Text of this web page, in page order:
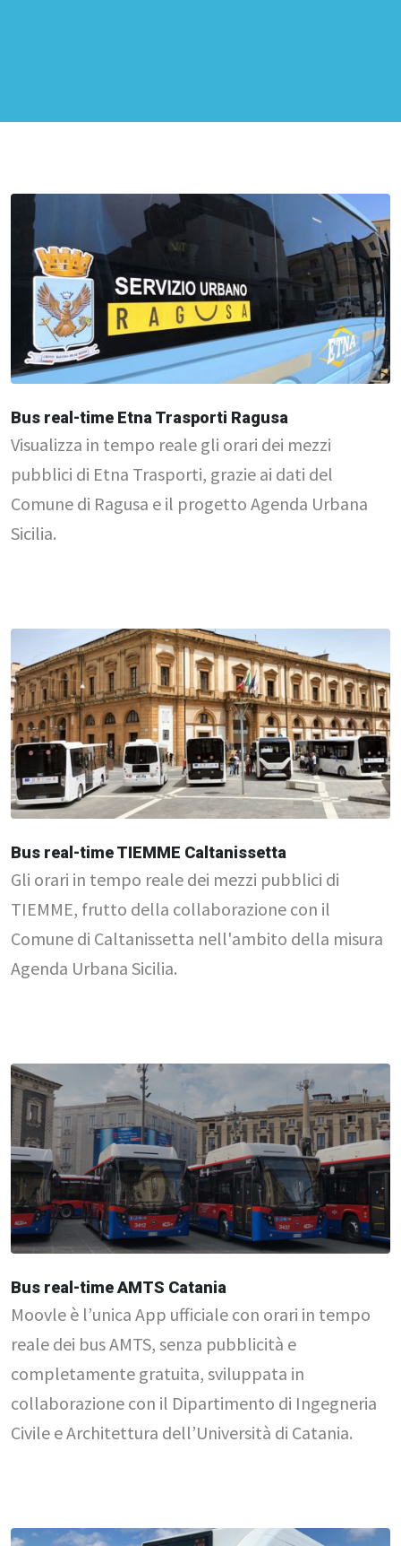
Bus real-time Etna Trasporti Ragusa
Visualizza in tempo reale gli orari dei mezzi
pubblici di Etna Trasporti, grazie ai dati del
Comune di Ragusa e il progetto Agenda Urbana
Sicilia.
Bus real-time TIEMME Caltanissetta
Gli orari in tempo reale dei mezzi pubblici di
TIEMME, frutto della collaborazione con il
Comune di Caltanissetta nell'ambito della misura
Agenda Urbana Sicilia.
Bus real-time AMTS Catania
Moovle è l’unica App ufficiale con orari in tempo
reale dei bus AMTS, senza pubblicità e
completamente gratuita, sviluppata in
collaborazione con il Dipartimento di Ingegneria
Civile e Architettura dell’Università di Catania.